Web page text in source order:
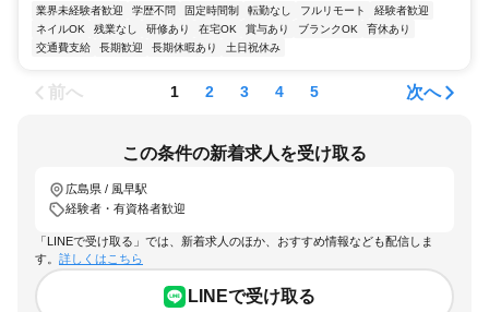
業界未経験者歓迎 学歴不問 固定時間制 転勤なし フルリモート
経験者歓迎
ネイルOK
残業なし 研修あり 在宅OK 賞与あり ブランクOK
育休あり
交通費支給
長期歓迎 長期休暇あり 土日祝休み
前へ 1 2 3 4 5 次へ
この条件の新着求人を受け取る
広島県 / 風早駅
経験者・有資格者歓迎
「LINEで受け取る」では、新着求人のほか、おすすめ情報なども配信しま
す。 詳しくはこちら
LINEで受け取る